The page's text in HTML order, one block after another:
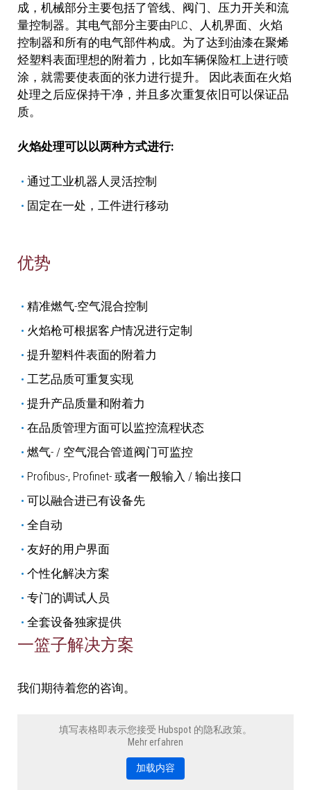
成，机械部分主要包括了管线、阀门、压力开关和流
量控制器。其电气部分主要由PLC、人机界面、火焰
控制器和所有的电气部件构成。为了达到油漆在聚烯
烃塑料表面理想的附着力，比如车辆保险杠上进行喷
涂，就需要使表面的张力进行提升。 因此表面在火焰
处理之后应保持干净，并且多次重复依旧可以保证品
质。
火焰处理可以以两种方式进行:
通过工业机器人灵活控制
固定在一处，工件进行移动
优势
精准燃气-空气混合控制
火焰枪可根据客户情况进行定制
提升塑料件表面的附着力
工艺品质可重复实现
提升产品质量和附着力
在品质管理方面可以监控流程状态
燃气- / 空气混合管道阀门可监控
Profibus-, Profinet- 或者一般输入 / 输出接口
可以融合进已有设备先
全自动
友好的用户界面
个性化解决方案
专门的调试人员
全套设备独家提供
一篮子解决方案
我们期待着您的咨询。
填写表格即表示您接受 Hubspot 的隐私政策。
Mehr erfahren
加载内容